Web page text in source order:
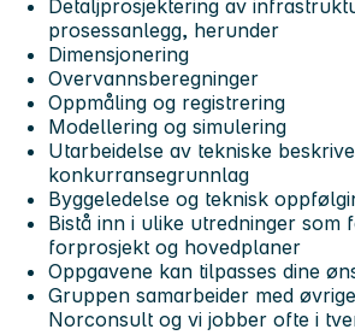
Detaljprosjektering av
prosessanlegg, herunder
Dimensjonering
Overvannsberegninger
Oppmåling og registrering
Modellering og simulering
Utarbeidelse av tekniske
konkurransegrunnlag
Byggeledelse og teknisk
Bistå inn i ulike utredninger som
forprosjekt og hovedplaner
Oppgavene kan tilpasses dine
Gruppen samarbeider med
Norconsult og vi jobber ofte i